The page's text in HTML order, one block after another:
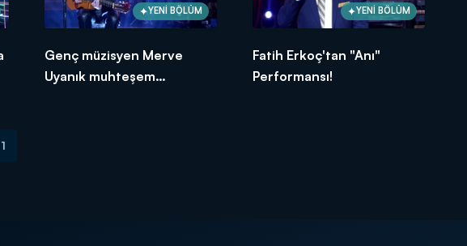
YENİ BÖLÜM
Genç müzisyen Merve
Uyanık muhteşem
YENİ BÖLÜM
Fatih Erkoç'tan "Anı"
Performansı!